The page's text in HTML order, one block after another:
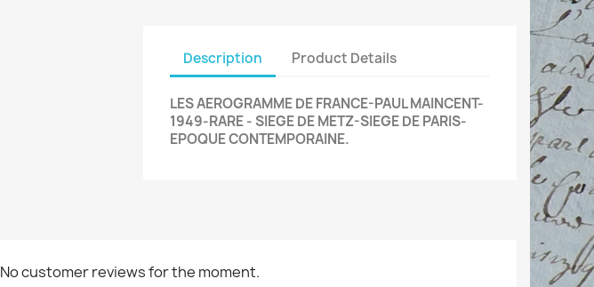
Description Product Details
LES AEROGRAMME DE FRANCE-PAUL MAINCENT-
1949-RARE - SIEGE DE METZ-SIEGE DE PARIS-
EPOQUE CONTEMPORAINE.
No customer reviews for the moment.